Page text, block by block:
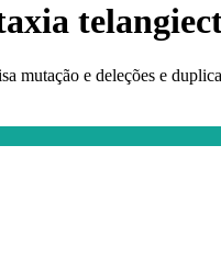
mutação e deleções e